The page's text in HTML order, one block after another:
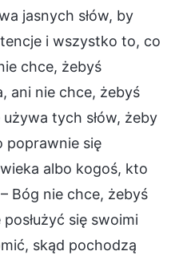
jasnych słów, by
i wszystko to, co
chce, żebyś
ani nie chce, żebyś
tych słów, żeby
poprawnie się
albo kogoś, kto
Bóg nie chce, żebyś
się swoimi
skąd pochodzą